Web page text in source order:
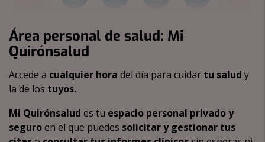
Área personal de salud: Mi
Quirónsalud
Accede a cualquier hora del día para cuidar tu salud y
la de los tuyos.
Mi Quirónsalud es tu espacio personal privado y
seguroen el que puedes solicitar y gestionar tus